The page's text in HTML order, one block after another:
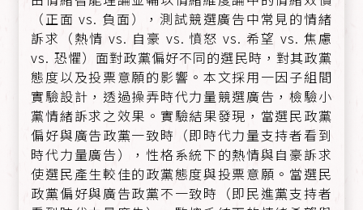
（正面 vs. 負面），測試競選廣告中常見的情緒
訴求（熱情 vs. 自豪 vs. 憤怒 vs. 希望 vs. 焦慮
vs. 恐懼）面對政黨偏好不同的選民時，對其政黨
態度以及投票意願的影響。本文採用一因子組間
實驗設計，透過操弄時代力量競選廣告，檢驗小
黨情緒訴求之效果。實驗結果發現，當選民政黨
偏好與廣告政黨一致時（即時代力量支持者看到
時代力量廣告），性格系統下的熱情與自豪訴求
使選民產生較佳的政黨態度與投票意願。當選民
政黨偏好與廣告政黨不一致時（即民進黨支持者